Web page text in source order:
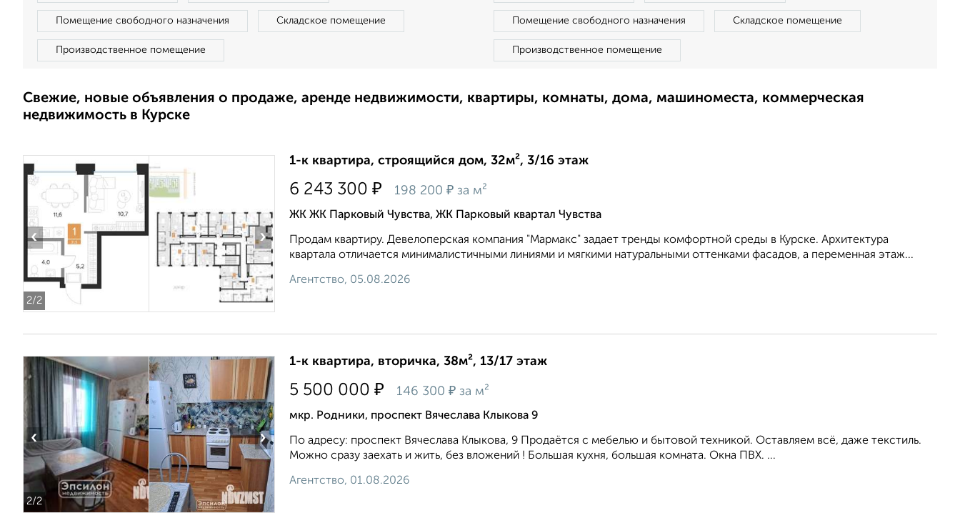
Помещение свободного назначения Складское помещение
Производственное помещение
Помещение свободного назначения Складское помещение
Производственное помещение
Свежие, новые объявления о продаже, аренде недвижимости, квартиры, комнаты, дома, машиноместа, коммерческая
недвижимость в Курске
2/2
‹ ›
1-к квартира, строящийся дом, 32м², 3/16 этаж
6 243 300 ₽ 198 200 ₽ за м²
ЖК ЖК Парковый Чувства, ЖК Парковый квартал Чувства
Продам квартиру. Девелоперская компания "Мармакс" задает тренды комфортной среды в Курске. Архитектура
квартала отличается минималистичными линиями и мягкими натуральными оттенками фасадов, а переменная этаж...
Агентство, 05.08.2026
2/2
‹ ›
1-к квартира, вторичка, 38м², 13/17 этаж
5 500 000 ₽ 146 300 ₽ за м²
мкр. Родники, проспект Вячеслава Клыкова 9
По адресу: проспект Вячеслава Клыкова, 9 Продаётся с мебелью и бытовой техникой. Оставляем всё, даже текстиль.
Можно сразу заехать и жить, без вложений ! Большая кухня, большая комната. Окна ПВХ. ...
Агентство, 01.08.2026